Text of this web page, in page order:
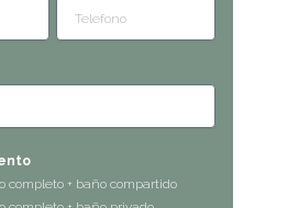
completo + baño compartido